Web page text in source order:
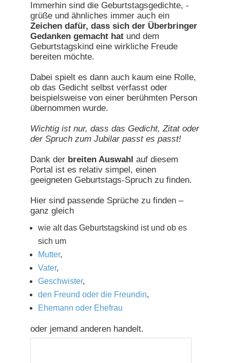
Immerhin sind die Geburtstagsgedichte, -
grüße und ähnliches immer auch ein
Zeichen dafür, dass sich der Überbringer
Gedanken gemacht hat und dem
Geburtstagskind eine wirkliche Freude
bereiten möchte.
Dabei spielt es dann auch kaum eine Rolle,
ob das Gedicht selbst verfasst oder
beispielsweise von einer berühmten Person
übernommen wurde.
Wichtig ist nur, dass das Gedicht, Zitat oder
der Spruch zum Jubilar passt es passt!
Dank der breiten Auswahl auf diesem
Portal ist es relativ simpel, einen
geeigneten Geburtstags-Spruch zu finden.
Hier sind passende Sprüche zu finden –
ganz gleich
wie alt das Geburtstagskind ist und ob es
sich um
Mutter,
Vater,
Geschwister,
den Freund oder die Freundin,
Ehemann oder Ehefrau
oder jemand anderen handelt.